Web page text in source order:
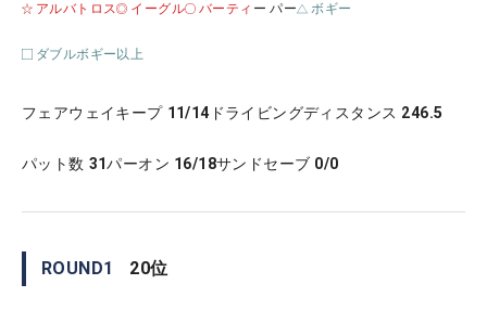
アルバトロス イーグル バーティ ー パー ボギー
ダブルボギー以上
フェアウェイキープ 11/14 ドライビングディスタンス 246.5
パット数 31パーオン 16/18サンドセーブ 0/0
ROUND1 20位